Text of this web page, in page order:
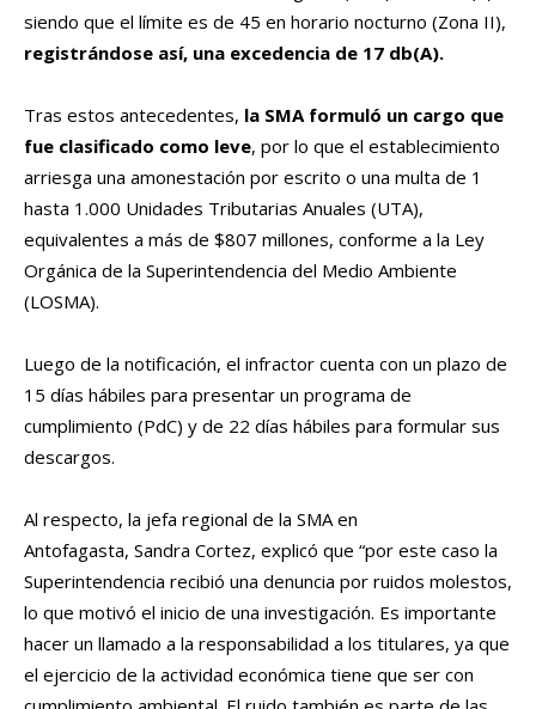
siendo que el límite es de 45 en horario nocturno (Zona II),
registrándose así, una excedencia de 17 db(A).
Tras estos antecedentes, la SMA formuló un cargo que
fue clasificado como leve, por lo que el establecimiento
arriesga una amonestación por escrito o una multa de 1
hasta 1.000 Unidades Tributarias Anuales (UTA),
equivalentes a más de $807 millones, conforme a la Ley
Orgánica de la Superintendencia del Medio Ambiente
(LOSMA).
Luego de la notificación, el infractor cuenta con un plazo de
15 días hábiles para presentar un programa de
cumplimiento (PdC) y de 22 días hábiles para formular sus
descargos.
Al respecto, la jefa regional de la SMA en
Antofagasta, Sandra Cortez, explicó que “por este caso la
Superintendencia recibió una denuncia por ruidos molestos,
lo que motivó el inicio de una investigación. Es importante
hacer un llamado a la responsabilidad a los titulares, ya que
el ejercicio de la actividad económica tiene que ser con